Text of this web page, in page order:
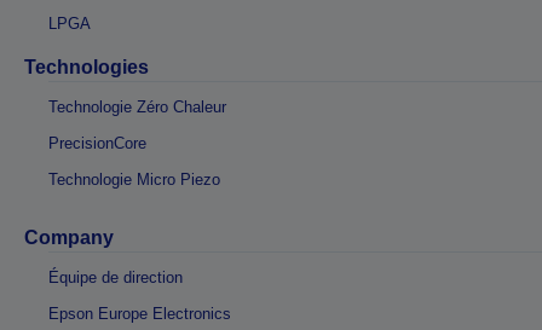
LPGA
Technologies
Technologie Zéro Chaleur
PrecisionCore
Technologie Micro Piezo
Company
Équipe de direction
Epson Europe Electronics